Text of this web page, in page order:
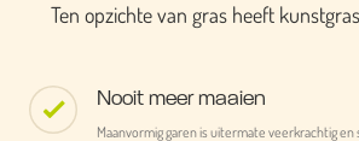
Ten opzichte van gras heeft
Nooit meer maaien
Maanvormig garen is uitermate veerkrachtig